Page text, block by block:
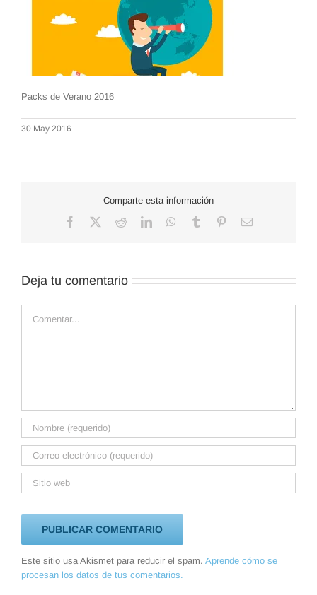
Packs de Verano 2016
30 May 2016
Comparte esta información
Facebook RedditLinkedInWhatsApp
Tumblr PinterestCorreo
Deja tu comentario
Este sitio usa Akismet para reducir el spam. Aprende cómo se
procesan los datos de tus comentarios.